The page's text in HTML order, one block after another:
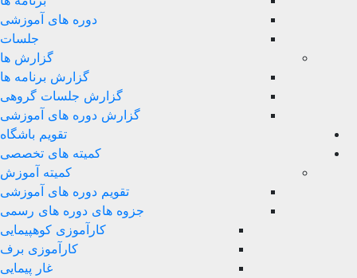
دوره های آموزشی
گزارش ها
گزارش برنامه ها
گزارش جلسات گروهی
گزارش دوره های آموزشی
تقویم باشگاه
کمیته های تخصصی
کمیته آموزش
تقویم دوره های آموزشی
جزوه های دوره های رسمی
کارآموزی کوهپیمایی
کارآموزی برف
غار پیمایی